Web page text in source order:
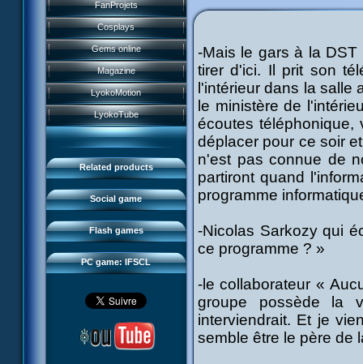
FanProjets
Cosplays
Gems online
Magazine
LyokoMotion
LyokoTube
Related products
Books
Video games
Games and toys
Card game
Goodies
Others
Catalogue
Social game
History
Characters
Powers
Game guide
Missions
Monsters
Maps & Gallery
Social Gamers
3D Duo
Flash games
Anti-XANA formation
Hornet attack
Death of the hornets
Monster Swarm
CL race 2
Aelita's Battle
Odd's Battle
Code Lyoko's Galaxy
Manta Bomber
Sector 2 Escape
PC game: IFSCL
Presentation
IFSCL news
Media
FAQ
Downloads
IFSCL network
-Mais le gars à la
tirer d'ici. Il prit son
l'intérieur dans la salle
le ministère de
écoutes téléphonique,
déplacer pour ce soir
n'est pas connue de
partiront quand
programme
-Nicolas Sarkozy qui
ce programme ? »
-le collaborateur «
groupe possède la
interviendrait. Et je
semble être le père de